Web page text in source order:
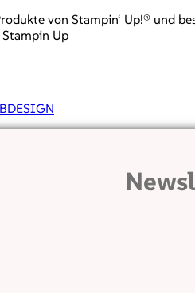
von Stampin‘ Up!® und
Stampin Up